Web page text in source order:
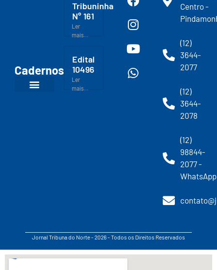
Cadernos
Tribuninha
N° 161
Ler
mais...
Edital
10496
Ler
mais...
Centro -
(12)
3644-
2077
(12)
3644-
2078
(12)
98844-
2077 -
WhatsApp
Jornal Tribuna do Norte - 2026 - Todos os Direitos Reservados